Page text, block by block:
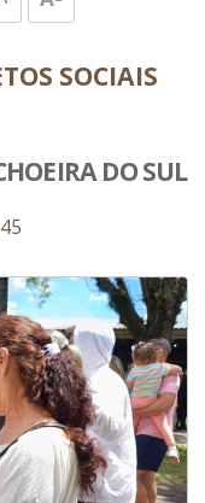
SOCIAIS
DO SUL